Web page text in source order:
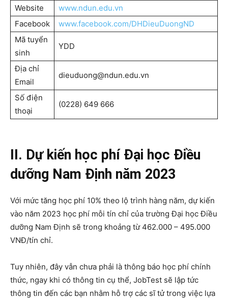
Website
www.ndun.edu.vn
Facebook
www.facebook.com/DHDieuDuongND
Mã tuyển
sinh
YDD
Địa chỉ
Email
dieuduong@ndun.edu.vn
Số điện
thoại
(0228) 649 666
II. Dự kiến học phí Đại học Điều
dưỡng Nam Định năm 2023
Với mức tăng học phí 10% theo lộ trình hàng năm, dự kiến
vào năm 2023 học phí mỗi tín chỉ của trường Đại học Điều
dưỡng Nam Định sẽ trong khoảng từ 462.000 – 495.000
VNĐ/tín chỉ.
Tuy nhiên, đây vẫn chưa phải là thông báo học phí chính
thức, ngay khi có thông tin cụ thể, JobTest sẽ lập tức
thông tin đến các bạn nhằm hỗ trợ các sĩ tử trong việc lựa